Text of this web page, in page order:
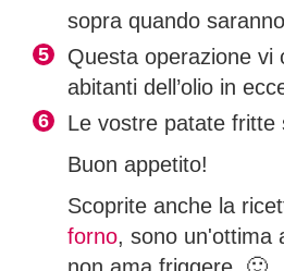
sopra quando
Questa operazione vi
abitanti dell’olio in
Le vostre patate fritte
Buon appetito!
Scoprite anche la
forno, sono un'ottima